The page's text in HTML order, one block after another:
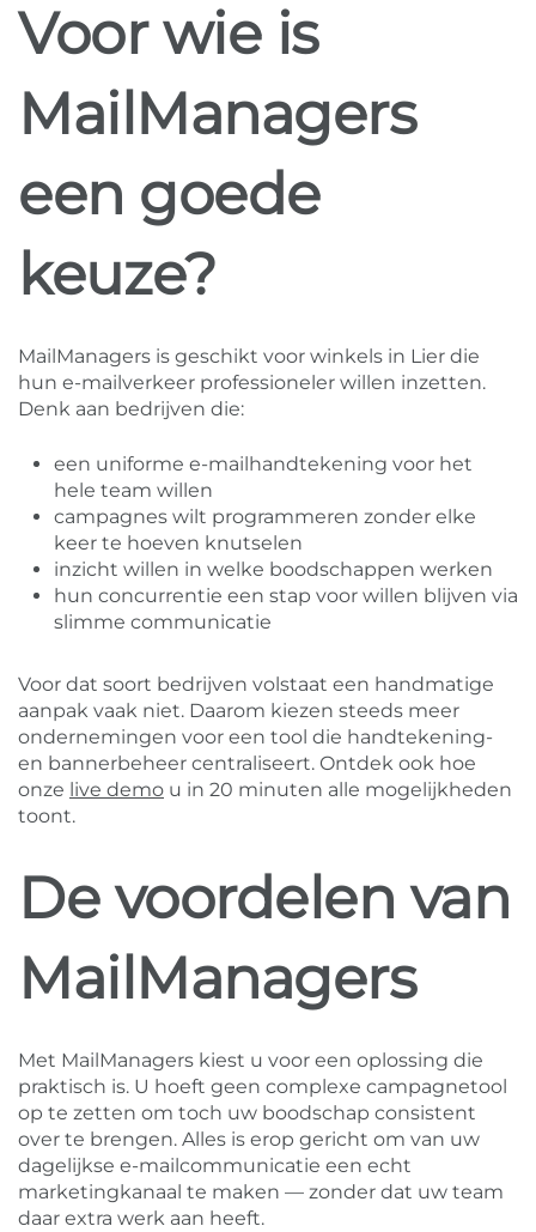
Voor wie is
MailManagers
een goede
keuze?
MailManagers is geschikt voor winkels in Lier die
hun e-mailverkeer professioneler willen inzetten.
Denk aan bedrijven die:
een uniforme e-mailhandtekening voor het
hele team willen
campagnes wilt programmeren zonder elke
keer te hoeven knutselen
inzicht willen in welke boodschappen werken
hun concurrentie een stap voor willen blijven via
slimme communicatie
Voor dat soort bedrijven volstaat een handmatige
aanpak vaak niet. Daarom kiezen steeds meer
ondernemingen voor een tool die handtekening-
en bannerbeheer centraliseert. Ontdek ook hoe
onze live demo u in 20 minuten alle mogelijkheden
toont.
De voordelen van
MailManagers
Met MailManagers kiest u voor een oplossing die
praktisch is. U hoeft geen complexe campagnetool
op te zetten om toch uw boodschap consistent
over te brengen. Alles is erop gericht om van uw
dagelijkse e-mailcommunicatie een echt
marketingkanaal te maken — zonder dat uw team
daar extra werk aan heeft.